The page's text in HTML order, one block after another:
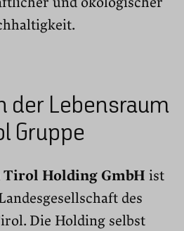
der Lebensraum
Gruppe
Tirol Holding GmbH ist
des
Die Holding selbst